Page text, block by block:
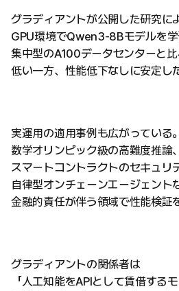
グラディアントが公開した研究
GPU環境でQwen3-8Bモデルを学
集中型のA100データセンターと
低い一方、性能低下なしに安定し
実運用の適用事例も広がっている
数学オリンピック級の高難度推論、
スマートコントラクトのセキュリ
自律型オンチェーンエージェント
金融的責任が伴う領域で性能検証
グラディアントの関係者は
「人工知能をAPIとして賃借する